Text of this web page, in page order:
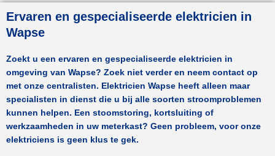
Ervaren en gespecialiseerde elektricien in
Wapse
Zoekt u een ervaren en gespecialiseerde elektricien in
omgeving van Wapse? Zoek niet verder en neem contact op
met onze centralisten. Elektricien Wapse heeft alleen maar
specialisten in dienst die u bij alle soorten stroomproblemen
kunnen helpen. Een stoomstoring, kortsluiting of
werkzaamheden in uw meterkast? Geen probleem, voor onze
elektriciens is geen klus te gek.